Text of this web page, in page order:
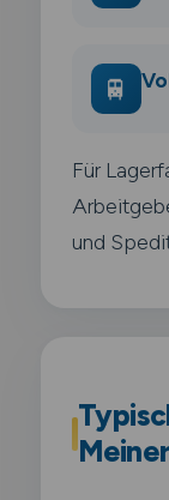
🚆
Für
und